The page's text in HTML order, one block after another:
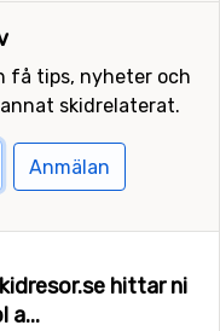
få tips, nyheter och
skidrelaterat.
Anmälan
hittar ni
a...